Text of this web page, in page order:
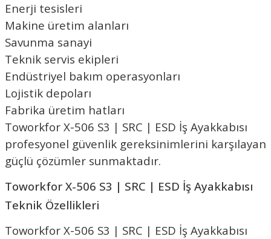
Enerji tesisleri
Makine üretim alanları
Savunma sanayi
Teknik servis ekipleri
Endüstriyel bakım operasyonları
Lojistik depoları
Fabrika üretim hatları
Toworkfor X-506 S3 | SRC | ESD İş Ayakkabısı
profesyonel güvenlik gereksinimlerini karşılayan
güçlü çözümler sunmaktadır.
Toworkfor X-506 S3 | SRC | ESD İş Ayakkabısı
Teknik Özellikleri
Toworkfor X-506 S3 | SRC | ESD İş Ayakkabısı